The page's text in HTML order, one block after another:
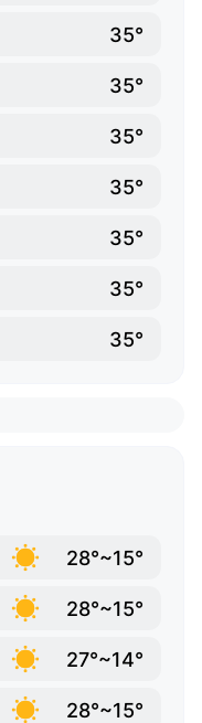
35°
35°
35°
35°
35°
35°
35°
28°~15°
28°~15°
27°~14°
28°~15°